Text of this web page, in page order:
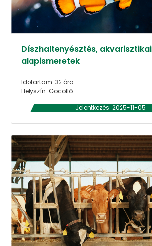
Díszhaltenyésztés, akvarisztikai
alapismeretek
Időtartam: 32 óra
Helyszín: Gödöllő
Jelentkezés: 2025-11-05